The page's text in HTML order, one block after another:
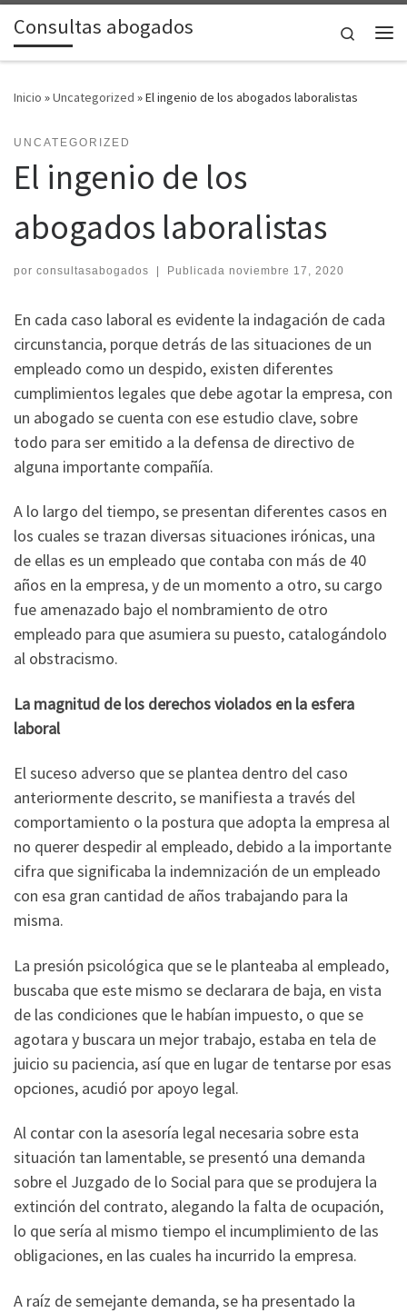
Saltar al contenido
Consultas abogados
Search
Inicio »Uncategorized »El ingenio de los abogados laboralistas
UNCATEGORIZED
El ingenio de los
abogados laboralistas
por consultasabogados | Publicada noviembre 17, 2020
En cada caso laboral es evidente la indagación de cada
circunstancia, porque detrás de las situaciones de un
empleado como un despido, existen diferentes
cumplimientos legales que debe agotar la empresa, con
un abogado se cuenta con ese estudio clave, sobre
todo para ser emitido a la defensa de directivo de
alguna importante compañía.
A lo largo del tiempo, se presentan diferentes casos en
los cuales se trazan diversas situaciones irónicas, una
de ellas es un empleado que contaba con más de 40
años en la empresa, y de un momento a otro, su cargo
fue amenazado bajo el nombramiento de otro
empleado para que asumiera su puesto, catalogándolo
al obstracismo.
La magnitud de los derechos violados en la esfera
laboral
El suceso adverso que se plantea dentro del caso
anteriormente descrito, se manifiesta a través del
comportamiento o la postura que adopta la empresa al
no querer despedir al empleado, debido a la importante
cifra que significaba la indemnización de un empleado
con esa gran cantidad de años trabajando para la
misma.
La presión psicológica que se le planteaba al empleado,
buscaba que este mismo se declarara de baja, en vista
de las condiciones que le habían impuesto, o que se
agotara y buscara un mejor trabajo, estaba en tela de
juicio su paciencia, así que en lugar de tentarse por esas
opciones, acudió por apoyo legal.
Al contar con la asesoría legal necesaria sobre esta
situación tan lamentable, se presentó una demanda
sobre el Juzgado de lo Social para que se produjera la
extinción del contrato, alegando la falta de ocupación,
lo que sería al mismo tiempo el incumplimiento de las
obligaciones, en las cuales ha incurrido la empresa.
A raíz de semejante demanda, se ha presentado la